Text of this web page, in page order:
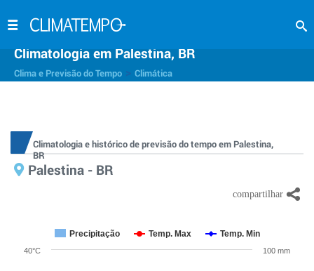
Climatologia em Palestina, BR
Clima e Previsão do Tempo Climática
Climatologia e histórico de previsão do tempo em Palestina,
BR
Palestina - BR
Precipitação Temp. Max Temp. Min
40°C 100 mm